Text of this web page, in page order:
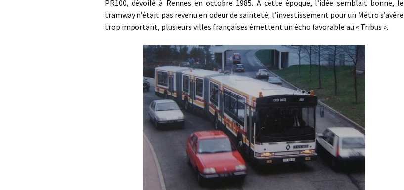
PR100, dévoilé à Rennes en octobre 1985. A cette époque, l’idée semblait bonne, le
tramway n’était pas revenu en odeur de sainteté, l’investissement pour un Métro s’avère
trop important, plusieurs villes françaises émettent un écho favorable au « Tribus ».